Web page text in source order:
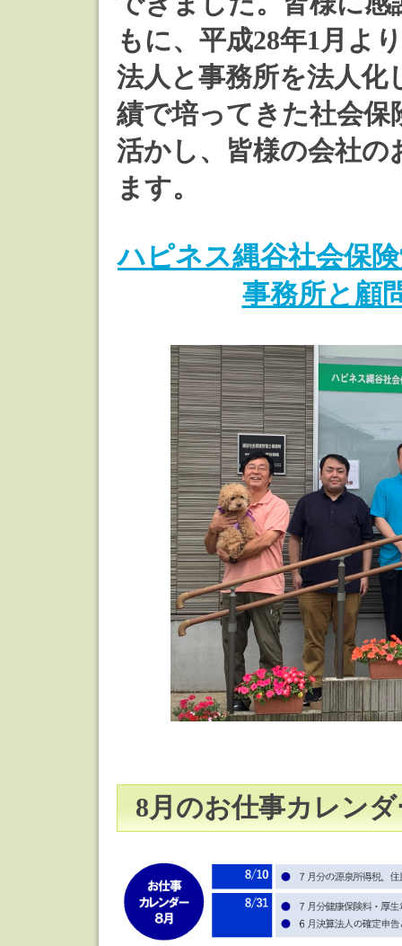
もに、平成28年1月よ
法人と事務所を法人化
績で培ってきた社会
活かし、皆様の会社
ます。
ハピネス縄谷社会保
事務所と顧
8月のお仕事カレン